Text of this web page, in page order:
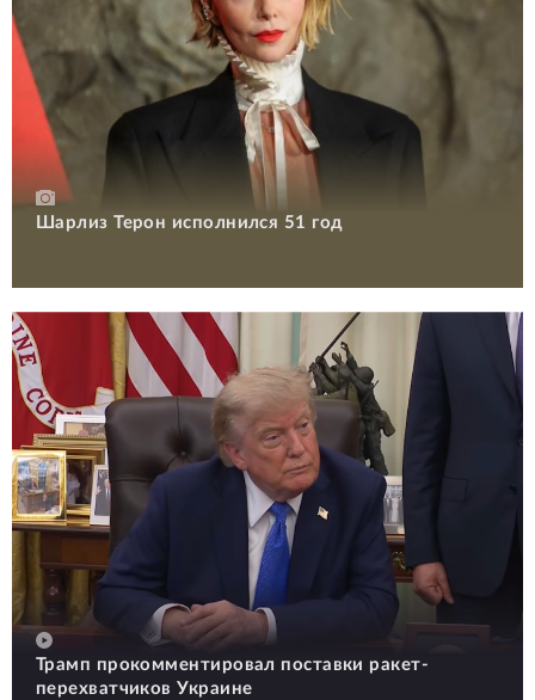
Шарлиз Терон исполнился 51 год
Трамп прокомментировал поставки ракет-
перехватчиков Украине